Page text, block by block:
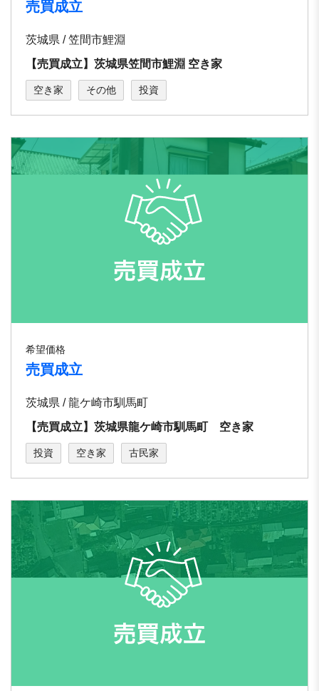
売買成立
茨城県 / 笠間市鯉淵
【売買成立】茨城県笠間市鯉淵 空き家
空き家 その他 投資
希望価格
売買成立
茨城県 / 龍ケ崎市馴馬町
【売買成立】茨城県龍ケ崎市馴馬町 空き家
投資 空き家 古民家